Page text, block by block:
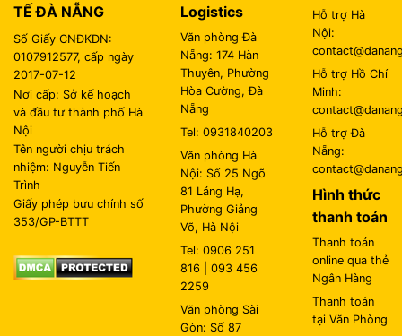
TẾ ĐÀ NẴNG
Số Giấy CNĐKDN:
0107912577, cấp ngày
2017-07-12
Nơi cấp: Sở kế hoạch
và đầu tư thành phố Hà
Nội
Tên người chịu trách
nhiệm: Nguyễn Tiến
Trình
Giấy phép bưu chính số
353/GP-BTTT
Logistics
Văn phòng Đà
Nẵng: 174 Hàn
Thuyên, Phường
Hòa Cường, Đà
Nẵng
Tel: 0931840203
Văn phòng Hà
Nội: Số 25 Ngõ
81 Láng Hạ,
Phường Giảng
Võ, Hà Nội
Tel: 0906 251
816 | 093 456
2259
Văn phòng Sài
Gòn: Số 87
Hỗ trợ Hà
Nội:
Hỗ trợ Hồ Chí
Minh:
Hỗ trợ Đà
Nẵng:
Hình thức
thanh toán
Thanh toán
online qua thẻ
Ngân Hàng
Thanh toán
tại Văn Phòng